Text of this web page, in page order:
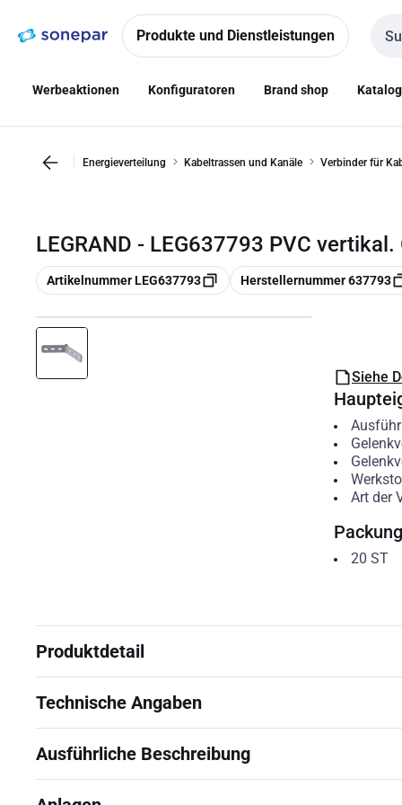
NavigationInhalt
Produkte und Dienstleistungen
Werbeaktionen Konfiguratoren Brand shop
Energieverteilung Kabeltrassen und Kanäle Verbinder für
LEGRAND - LEG637793 PVC
Kopieren
Artikelnummer LEG637793 Kopieren
Herstellernummer 637793
Siehe
Art der
Packung
20 ST
Produktdetail
Technische Angaben
Ausführliche Beschreibung